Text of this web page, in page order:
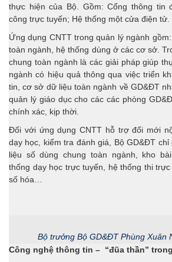
thực hiện của Bộ. Gồm: Cổng thông tin
công trực tuyến; Hệ thống một cửa điện tử.
Ứng dụng CNTT trong quản lý ngành
toàn ngành, hệ thống dùng ở các cơ sở.
chung toàn ngành là các giải pháp giúp
ngành có hiệu quả thông qua việc triển
tin, cơ sở dữ liệu toàn ngành về GD&ĐT
quản lý giáo dục cho các các phòng
chính xác, kịp thời.
Đối với ứng dụng CNTT hỗ trợ đổi mới
dạy học, kiểm tra đánh giá, Bộ GD&ĐT
liệu số dùng chung toàn ngành, kho
thống dạy học trực tuyến, hệ thống thi
số hóa…
Bộ trưởng Bộ GD&ĐT Phùng Xuân
Công nghệ thông tin – “đũa thần”